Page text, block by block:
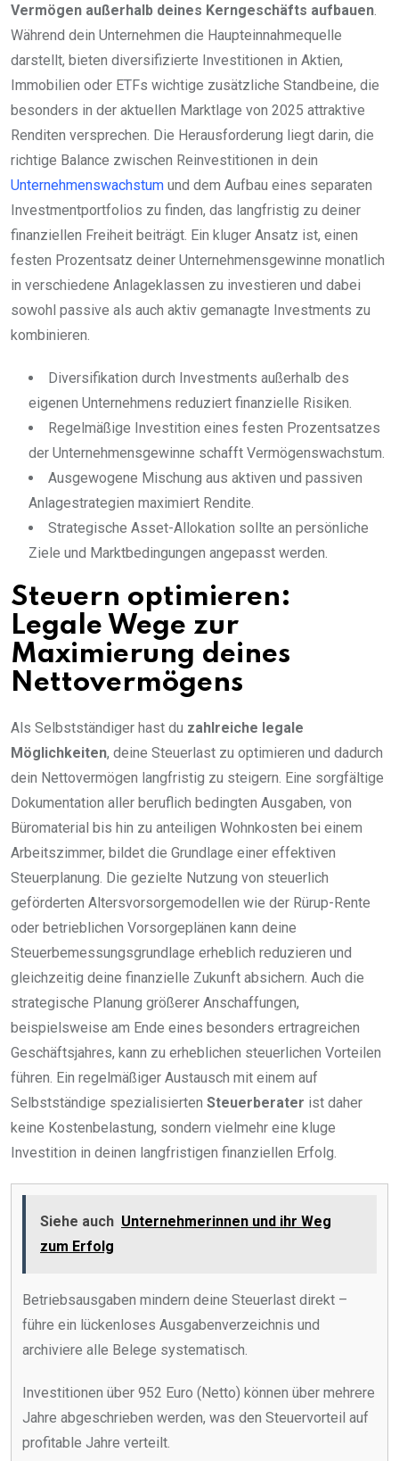
Vermögen außerhalb deines Kerngeschäfts aufbauen.
Während dein Unternehmen die Haupteinnahmequelle
darstellt, bieten diversifizierte Investitionen in Aktien,
Immobilien oder ETFs wichtige zusätzliche Standbeine, die
besonders in der aktuellen Marktlage von 2025 attraktive
Renditen versprechen. Die Herausforderung liegt darin, die
richtige Balance zwischen Reinvestitionen in dein
Unternehmenswachstum und dem Aufbau eines separaten
Investmentportfolios zu finden, das langfristig zu deiner
finanziellen Freiheit beiträgt. Ein kluger Ansatz ist, einen
festen Prozentsatz deiner Unternehmensgewinne monatlich
in verschiedene Anlageklassen zu investieren und dabei
sowohl passive als auch aktiv gemanagte Investments zu
kombinieren.
Diversifikation durch Investments außerhalb des
eigenen Unternehmens reduziert finanzielle Risiken.
Regelmäßige Investition eines festen Prozentsatzes
der Unternehmensgewinne schafft Vermögenswachstum.
Ausgewogene Mischung aus aktiven und passiven
Anlagestrategien maximiert Rendite.
Strategische Asset-Allokation sollte an persönliche
Ziele und Marktbedingungen angepasst werden.
Steuern optimieren:
Legale Wege zur
Maximierung deines
Nettovermögens
Als Selbstständiger hast du zahlreiche legale
Möglichkeiten, deine Steuerlast zu optimieren und dadurch
dein Nettovermögen langfristig zu steigern. Eine sorgfältige
Dokumentation aller beruflich bedingten Ausgaben, von
Büromaterial bis hin zu anteiligen Wohnkosten bei einem
Arbeitszimmer, bildet die Grundlage einer effektiven
Steuerplanung. Die gezielte Nutzung von steuerlich
geförderten Altersvorsorgemodellen wie der Rürup-Rente
oder betrieblichen Vorsorgeplänen kann deine
Steuerbemessungsgrundlage erheblich reduzieren und
gleichzeitig deine finanzielle Zukunft absichern. Auch die
strategische Planung größerer Anschaffungen,
beispielsweise am Ende eines besonders ertragreichen
Geschäftsjahres, kann zu erheblichen steuerlichen Vorteilen
führen. Ein regelmäßiger Austausch mit einem auf
Selbstständige spezialisierten Steuerberater ist daher
keine Kostenbelastung, sondern vielmehr eine kluge
Investition in deinen langfristigen finanziellen Erfolg.
Siehe auch Unternehmerinnen und ihr Weg
zum Erfolg
Betriebsausgaben mindern deine Steuerlast direkt –
führe ein lückenloses Ausgabenverzeichnis und
archiviere alle Belege systematisch.
Investitionen über 952 Euro (Netto) können über mehrere
Jahre abgeschrieben werden, was den Steuervorteil auf
profitable Jahre verteilt.